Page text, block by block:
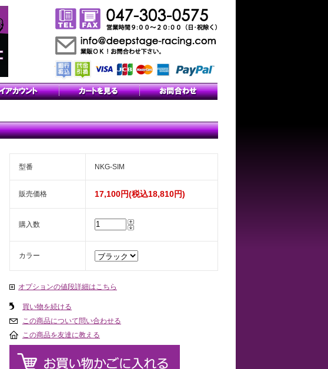
型番 NKG-SIM
販売価格 17,100円(税込18,810円)
購入数
カラー
オプションの値段詳細はこちら
買い物を続ける
この商品について問い合わせる
この商品を友達に教える